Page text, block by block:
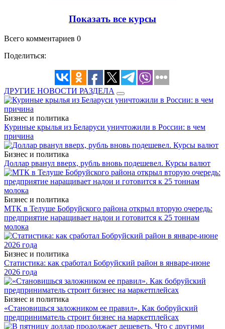
Показать все курсы
Всего комментариев 0
Поделиться:
ДРУГИЕ НОВОСТИ РАЗДЕЛА
Бизнес и политика
Куриные крылья из Беларуси уничтожили в России: в чем
причина
Бизнес и политика
Доллар рванул вверх, рубль вновь подешевел. Курсы валют
Бизнес и политика
МТК в Телуше Бобруйского района открыл вторую очередь:
предприятие наращивает надои и готовится к 25 тоннам
молока
Бизнес и политика
Статистика: как сработал Бобруйский район в январе-июне
2026 года
Бизнес и политика
«Становишься заложником ее правил». Как бобруйский
предприниматель строит бизнес на маркетплейсах